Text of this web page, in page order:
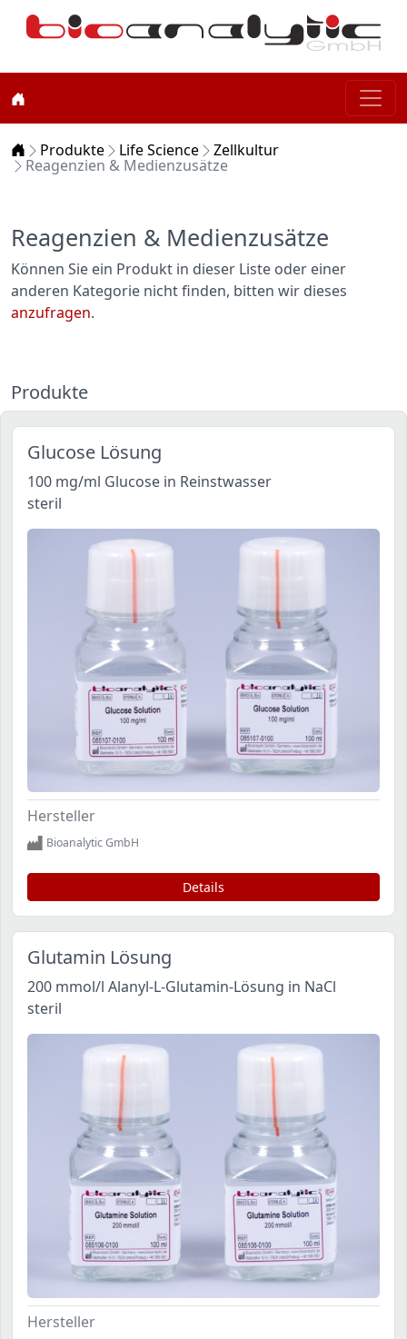
Home
Produkte Life Science Zellkultur
Reagenzien & Medienzusätze
Reagenzien & Medienzusätze
Können Sie ein Produkt in dieser Liste oder einer
anderen Kategorie nicht finden, bitten wir dieses
anzufragen.
Produkte
Glucose Lösung
100 mg/ml Glucose in Reinstwasser
steril
Hersteller
Bioanalytic GmbH
Details
Glutamin Lösung
200 mmol/l Alanyl-L-Glutamin-Lösung in NaCl
steril
Hersteller